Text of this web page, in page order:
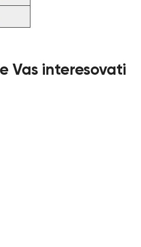
Vas interesovati